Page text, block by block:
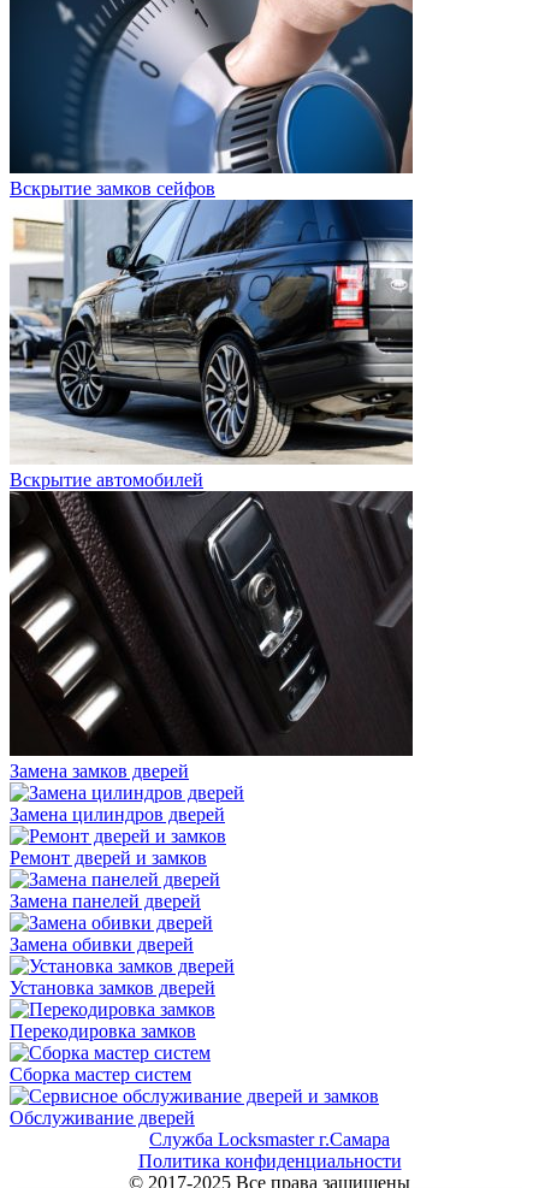
Вскрытие замков сейфов
Вскрытие автомобилей
Замена замков дверей
Замена цилиндров дверей
Ремонт дверей и замков
Замена панелей дверей
Замена обивки дверей
Установка замков дверей
Перекодировка замков
Сборка мастер систем
Обслуживание дверей
Служба Locksmaster г.Самара
Политика конфиденциальности
© 2017-2025 Все права защищены